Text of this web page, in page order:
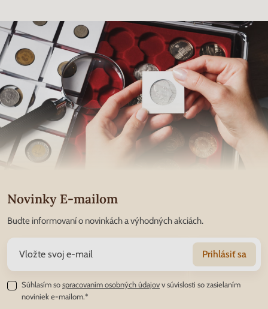
Novinky E-mailom
Budte informovaní o novinkách a výhodných akciách.
Prihlásiť sa
Súhlasím sospracovaním osobných údajovv súvislosti so zasielaním
noviniek e-mailom.*